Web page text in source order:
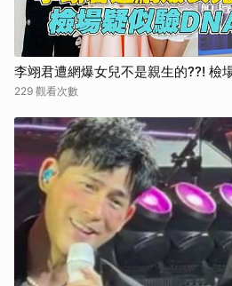
李翊君遭網爆女兒不是親生的??! 檢
229 觀看次數